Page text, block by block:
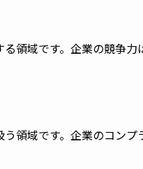
領域です。企業の競争
領域です。企業のコン